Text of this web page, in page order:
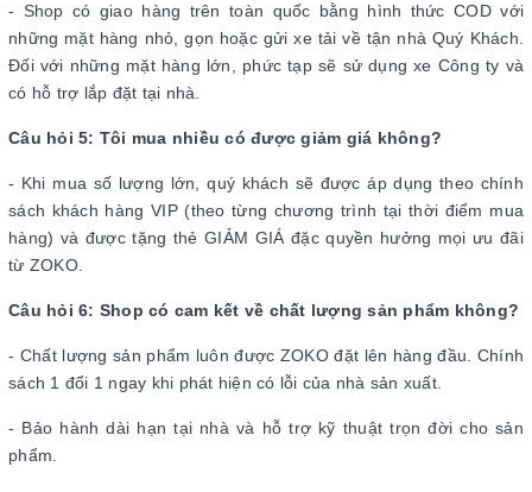
- Shop có giao hàng trên toàn quốc bằng hình thức COD với
những mặt hàng nhỏ, gọn hoặc gửi xe tải về tận nhà Quý Khách.
Đối với những mặt hàng lớn, phức tạp sẽ sử dụng xe Công ty và
có hỗ trợ lắp đặt tại nhà.
Câu hỏi 5: Tôi mua nhiều có được giảm giá không?
- Khi mua số lượng lớn, quý khách sẽ được áp dụng theo chính
sách khách hàng VIP (theo từng chương trình tại thời điểm mua
hàng) và được tặng thẻ GIẢM GIÁ đặc quyền hưởng mọi ưu đãi
từ ZOKO.
Câu hỏi 6: Shop có cam kết về chất lượng sản phẩm không?
- Chất lượng sản phẩm luôn được ZOKO đặt lên hàng đầu. Chính
sách 1 đổi 1 ngay khi phát hiện có lỗi của nhà sản xuất.
- Bảo hành dài hạn tại nhà và hỗ trợ kỹ thuật trọn đời cho sản
phẩm.